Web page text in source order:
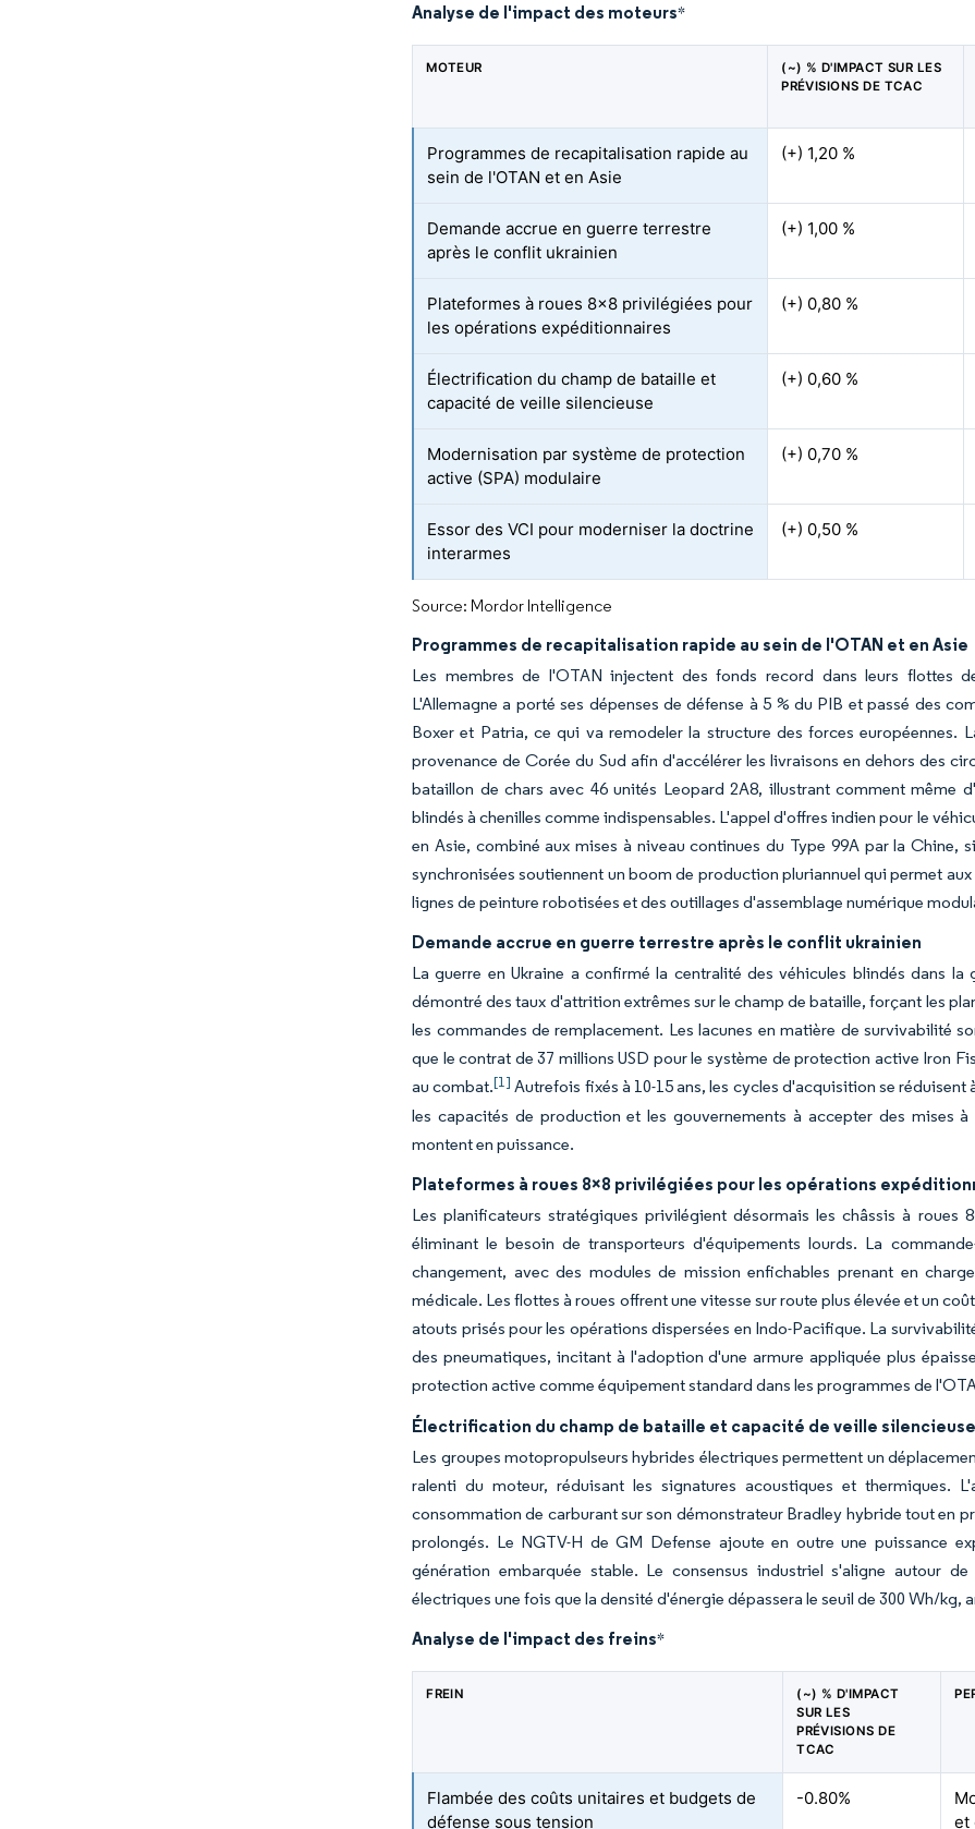
Analyse de l'impact des moteurs*
MOTEUR
(~) % D'IMPACT SUR LES
PRÉVISIONS DE TCAC
Programmes de recapitalisation rapide au
sein de l'OTAN et en Asie
(+) 1,20 %
Demande accrue en guerre terrestre
après le conflit ukrainien
(+) 1,00 %
Plateformes à roues 8×8 privilégiées pour
les opérations expéditionnaires
(+) 0,80 %
Électrification du champ de bataille et
capacité de veille silencieuse
(+) 0,60 %
Modernisation par système de protection
active (SPA) modulaire
(+) 0,70 %
Essor des VCI pour moderniser la doctrine
interarmes
(+) 0,50 %
Source: Mordor Intelligence
Programmes de recapitalisation rapide au sein de l'OTAN et en Asie
Les membres de l'OTAN injectent des fonds record dans leurs flottes
L'Allemagne a porté ses dépenses de défense à 5 % du PIB et passé des
Boxer et Patria, ce qui va remodeler la structure des forces européennes.
provenance de Corée du Sud afin d'accélérer les livraisons en dehors des
bataillon de chars avec 46 unités Leopard 2A8, illustrant comment même
blindés à chenilles comme indispensables. L'appel d'offres indien pour le
en Asie, combiné aux mises à niveau continues du Type 99A par la Chine,
synchronisées soutiennent un boom de production pluriannuel qui permet
lignes de peinture robotisées et des outillages d'assemblage numérique
Demande accrue en guerre terrestre après le conflit ukrainien
La guerre en Ukraine a confirmé la centralité des véhicules blindés dans
démontré des taux d'attrition extrêmes sur le champ de bataille, forçant les
les commandes de remplacement. Les lacunes en matière de survivabilité
que le contrat de 37 millions USD pour le système de protection active Iron
au combat.[1] Autrefois fixés à 10-15 ans, les cycles d'acquisition se
les capacités de production et les gouvernements à accepter des mises
montent en puissance.
Plateformes à roues 8×8 privilégiées pour les opérations
Les planificateurs stratégiques privilégient désormais les châssis à roues
éliminant le besoin de transporteurs d'équipements lourds. La
changement, avec des modules de mission enfichables prenant en
médicale. Les flottes à roues offrent une vitesse sur route plus élevée et un
atouts prisés pour les opérations dispersées en Indo-Pacifique. La
des pneumatiques, incitant à l'adoption d'une armure appliquée plus
protection active comme équipement standard dans les programmes de
Électrification du champ de bataille et capacité de veille silencieuse
Les groupes motopropulseurs hybrides électriques permettent un
ralenti du moteur, réduisant les signatures acoustiques et thermiques.
consommation de carburant sur son démonstrateur Bradley hybride tout en
prolongés. Le NGTV-H de GM Defense ajoute en outre une puissance
génération embarquée stable. Le consensus industriel s'aligne autour
électriques une fois que la densité d'énergie dépassera le seuil de 300 Wh/kg,
Analyse de l'impact des freins*
FREIN
(~) % D'IMPACT
SUR LES
PRÉVISIONS DE
TCAC
Flambée des coûts unitaires et budgets de
défense sous tension
-0.80%
et